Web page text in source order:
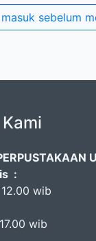
sebelum
:
12.00 wib
wib